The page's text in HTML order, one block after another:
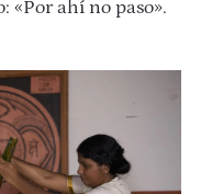
«Por ahí no paso».